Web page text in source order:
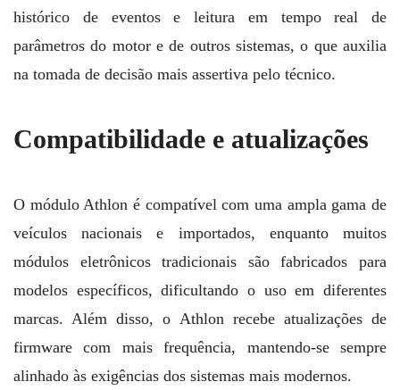
histórico de eventos e leitura em tempo real de
parâmetros do motor e de outros sistemas, o que auxilia
na tomada de decisão mais assertiva pelo técnico.
Compatibilidade e atualizações
O módulo Athlon é compatível com uma ampla gama de
veículos nacionais e importados, enquanto muitos
módulos eletrônicos tradicionais são fabricados para
modelos específicos, dificultando o uso em diferentes
marcas. Além disso, o Athlon recebe atualizações de
firmware com mais frequência, mantendo-se sempre
alinhado às exigências dos sistemas mais modernos.